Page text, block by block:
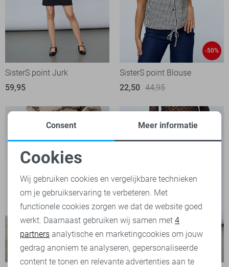
SisterS point Jurk
59,95
-50%
SisterS point Blouse
22,50 44,95
-50%
Noodzakelijke cookies
Personalisatie cookies
Analytische cookies
Marketing cookies
Consent Meer informatie
Cookies
Wij gebruiken cookies en vergelijkbare technieken
om je gebruikservaring te verbeteren. Met
functionele cookies zorgen we dat de website goed
werkt. Daarnaast gebruiken wij samen met 4
partners analytische en marketingcookies om jouw
gedrag anoniem te analyseren, gepersonaliseerde
content te tonen en relevante advertenties aan te